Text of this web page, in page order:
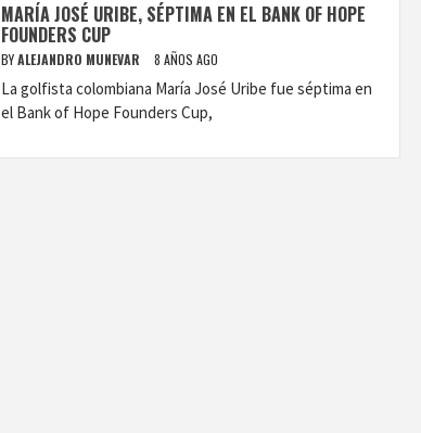
MARÍA JOSÉ URIBE, SÉPTIMA EN EL BANK OF HOPE
FOUNDERS CUP
BYALEJANDRO MUNEVAR 8 AÑOS AGO
La golfista colombiana María José Uribe fue séptima en
el Bank of Hope Founders Cup,